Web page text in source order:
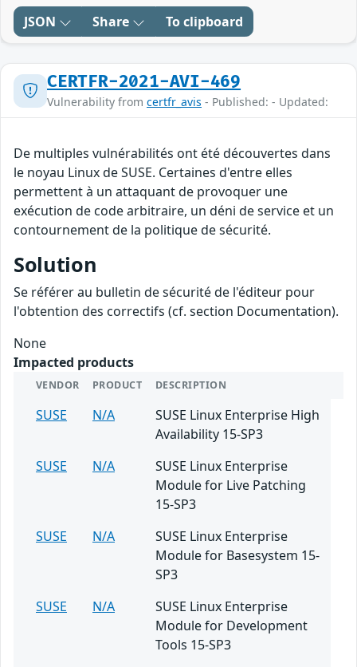
JSON Share To clipboard
CERTFR-2021-AVI-469
Vulnerability from certfr_avis - Published: - Updated:
De multiples vulnérabilités ont été découvertes dans
le noyau Linux de SUSE. Certaines d'entre elles
permettent à un attaquant de provoquer une
exécution de code arbitraire, un déni de service et un
contournement de la politique de sécurité.
Solution
Se référer au bulletin de sécurité de l'éditeur pour
l'obtention des correctifs (cf. section Documentation).
None
Impacted products
VENDOR PRODUCT DESCRIPTION
SUSE N/A
SUSE Linux Enterprise High
Availability 15-SP3
SUSE
N/A
SUSE Linux Enterprise
Module for Live Patching
15-SP3
SUSE
N/A
SUSE Linux Enterprise
Module for Basesystem 15-
SP3
SUSE
N/A
SUSE Linux Enterprise
Module for Development
Tools 15-SP3